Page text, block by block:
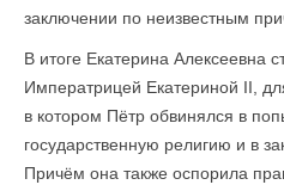
заключении по неизвестным
В итоге Екатерина Алексеевна
Императрицей Екатериной II,
в котором Пётр обвинялся в
государственную религию и в
Причём она также оспорила